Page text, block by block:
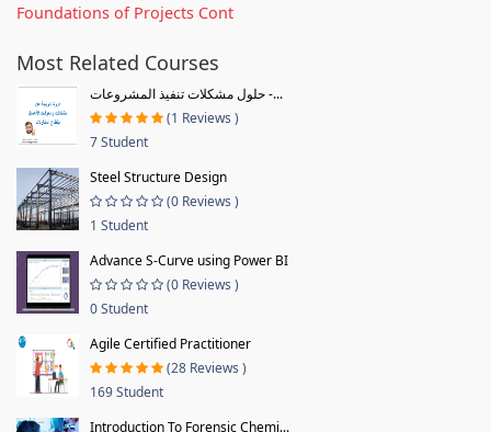
Foundations of Projects Cont
Most Related Courses
حلول مشكلات تنفيذ المشروعات -...
(1 Reviews )
7 Student
Steel Structure Design
(0 Reviews )
1 Student
Advance S-Curve using Power BI
(0 Reviews )
0 Student
Agile Certified Practitioner
(28 Reviews )
169 Student
Introduction To Forensic Chemi...